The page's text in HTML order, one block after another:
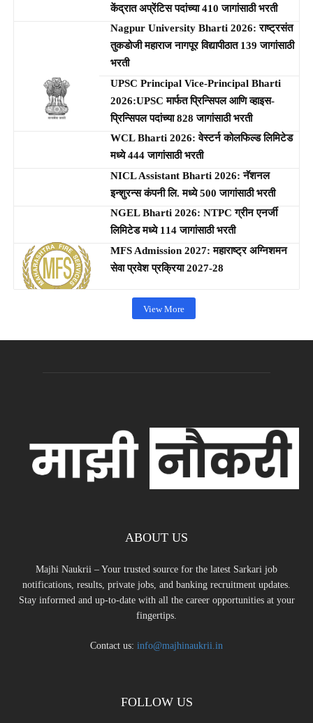
केंद्रात अप्रेंटिस पदांच्या 410 जागांसाठी भरती
Nagpur University Bharti 2026: राष्ट्रसंत
तुकडोजी महाराज नागपूर विद्यापीठात 139 जागांसाठी
भरती
UPSC Principal Vice-Principal Bharti
2026:UPSC मार्फत प्रिन्सिपल आणि व्हाइस-
प्रिन्सिपल पदांच्या 828 जागांसाठी भरती
WCL Bharti 2026: वेस्टर्न कोलफिल्ड लिमिटेड
मध्ये 444 जागांसाठी भरती
NICL Assistant Bharti 2026: नॅशनल
इन्शुरन्स कंपनी लि. मध्ये 500 जागांसाठी भरती
NGEL Bharti 2026: NTPC ग्रीन एनर्जी
लिमिटेड मध्ये 114 जागांसाठी भरती
MFS Admission 2027: महाराष्ट्र अग्निशमन
सेवा प्रवेश प्रक्रिया 2027-28
View More
ABOUT US
Majhi Naukrii – Your trusted source for the latest Sarkari job
notifications, results, private jobs, and banking recruitment updates.
Stay informed and up-to-date with all the career opportunities at your
fingertips.
Contact us: info@majhinaukrii.in
FOLLOW US